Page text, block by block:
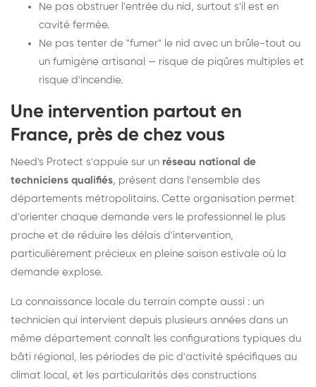
Ne pas obstruer l'entrée du nid, surtout s'il est en
cavité fermée.
Ne pas tenter de "fumer" le nid avec un brûle-tout ou
un fumigène artisanal — risque de piqûres multiples et
risque d'incendie.
Une intervention partout en
France, près de chez vous
Need's Protect s'appuie sur un réseau national de
techniciens qualifiés, présent dans l'ensemble des
départements métropolitains. Cette organisation permet
d'orienter chaque demande vers le professionnel le plus
proche et de réduire les délais d'intervention,
particulièrement précieux en pleine saison estivale où la
demande explose.
La connaissance locale du terrain compte aussi : un
technicien qui intervient depuis plusieurs années dans un
même département connaît les configurations typiques du
bâti régional, les périodes de pic d'activité spécifiques au
climat local, et les particularités des constructions